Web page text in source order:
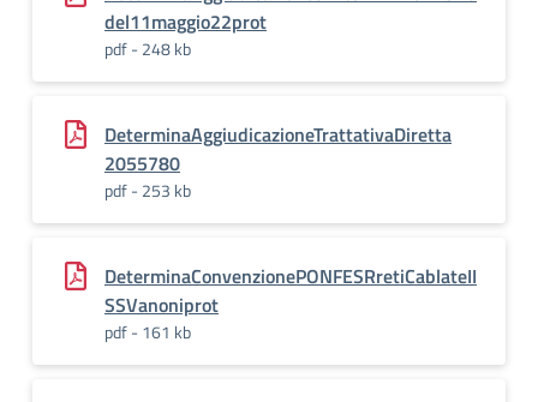
del11maggio22prot
pdf - 248 kb
DeterminaAggiudicazioneTrattativaDiretta
2055780
pdf - 253 kb
DeterminaConvenzionePONFESRretiCablateII
SSVanoniprot
pdf - 161 kb